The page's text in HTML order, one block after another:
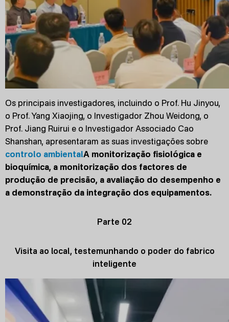
Os principais investigadores, incluindo o Prof. Hu Jinyou,
o Prof. Yang Xiaojing, o Investigador Zhou Weidong, o
Prof. Jiang Ruirui e o Investigador Associado Cao
Shanshan, apresentaram as suas investigações sobre
controlo ambientalA monitorização fisiológica e
bioquímica, a monitorização dos factores de
produção de precisão, a avaliação do desempenho e
a demonstração da integração dos equipamentos.
Parte 02
Visita ao local, testemunhando o poder do fabrico
inteligente